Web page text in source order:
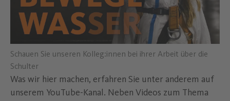
Schauen Sie unseren Kolleg:innen bei ihrer Arbeit über die
Schulter
Was wir hier machen, erfahren Sie unter anderem auf
unserem YouTube-Kanal. Neben Videos zum Thema